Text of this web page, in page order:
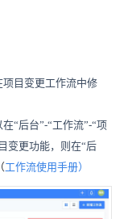
目变更工作流中修
在“后台”-“工作流”-“项
变更功能，则在“后
（工作流使用手册）